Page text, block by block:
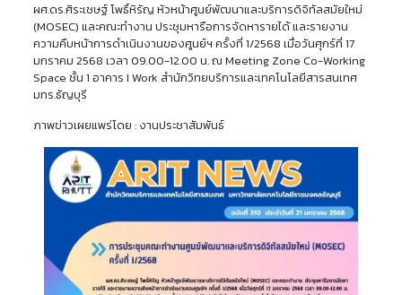
ผศ.ดร.ศิระเชษฐ์ โพธิ์หิรัญ หัวหน้าศูนย์พัฒนาและบริการดิจิทัลสมัยใหม่
(MOSEC) และคณะทำงาน ประชุมหารือการจัดหารายได้ และรายงาน
ความคืบหน้าการดำเนินงานของศูนย์ฯ ครั้งที่ 1/2568 เมื่อวันศุกร์ที่ 17
มกราคม 2568 เวลา 09.00-12.00 น. ณ Meeting Zone Co-Working
Space ชั้น 1 อาคาร I Work สำนักวิทยบริการและเทคโนโลยีสารสนเทศ
มทร.ธัญบุรี
ภาพข่าวเผยแพร่โดย : งานประชาสัมพันธ์